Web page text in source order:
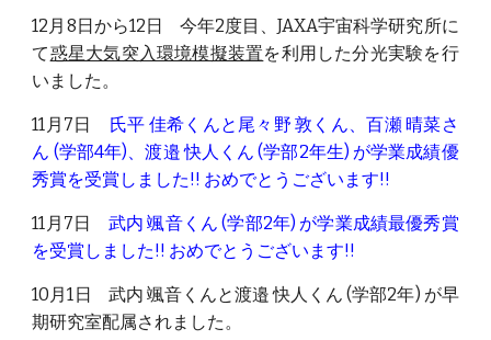
12月8日から12日 今年2度目、JAXA宇宙科学研究所に
て惑星大気突入環境模擬装置を利用した分光実験を行
いま した。
11月7日 氏平 佳希 くんと尾々野 敦くん、百瀬 晴菜さ
ん (学部4年)、渡邉 快人くん (学部2年生) が学業成績優
秀賞を受賞しました!! おめでとうございます!!
11月7日 武内 颯音くん (学部2年) が学業成績最優秀賞
を受賞しました!! おめでとうございます!!
10月1日 武内 颯音くんと渡邉 快人くん (学部2年) が早
期研究室配属されました。